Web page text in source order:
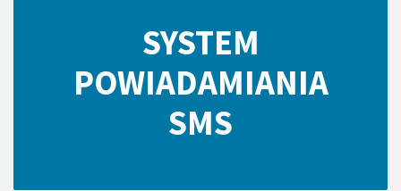
SYSTEM
POWIADAMIANIA
SMS